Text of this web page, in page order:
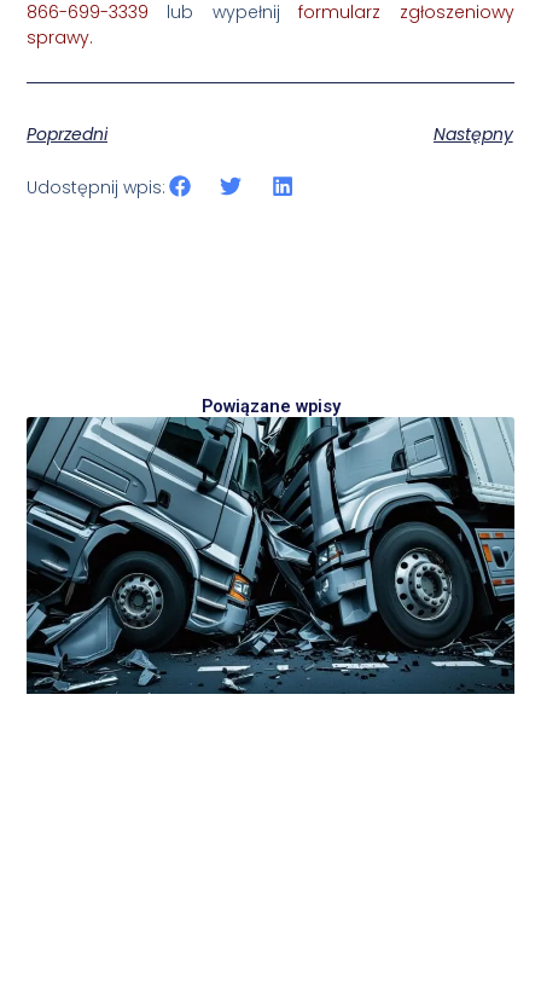
866-699-3339 lub wypełnijformularz zgłoszeniowy
sprawy.
Poprzedni Następny
Udostępnij wpis:
Powiązane wpisy